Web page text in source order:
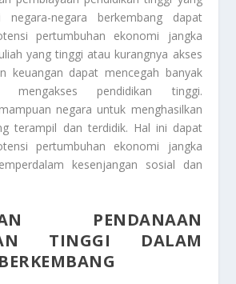
negara-negara berkembang dapat
pertumbuhan ekonomi jangka
yang tinggi atau kurangnya akses
keuangan dapat mencegah banyak
mengakses pendidikan tinggi.
negara untuk menghasilkan
terampil dan terdidik. Hal ini dapat
pertumbuhan ekonomi jangka
kesenjangan sosial dan
PENDANAAN
TINGGI DALAM